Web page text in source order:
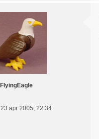
FlyingEagle
23 apr 2005, 22:34